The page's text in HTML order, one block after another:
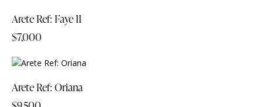
Arete Ref: Faye II
$7,000
Arete Ref: Oriana